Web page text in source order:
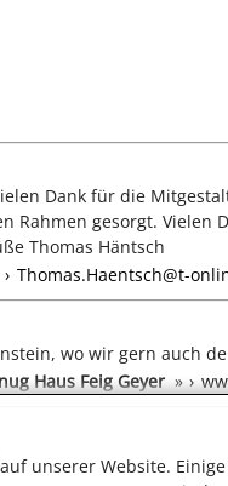
unserer Website.
Dank für die
Rahmen gesorgt. Vielen
Thomas Häntsch
Thomas.Haentsch@t-
wo wir gern auch
Haus Feig Geyer»